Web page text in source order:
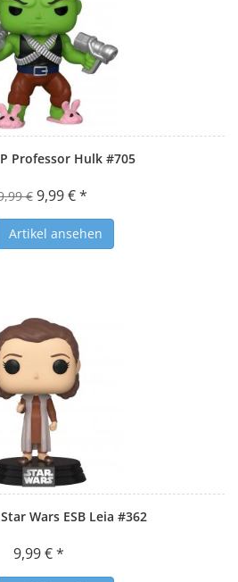
Professor Hulk #705
€ 9,99 € *
Artikel ansehen
Wars ESB Leia #362
9,99 € *